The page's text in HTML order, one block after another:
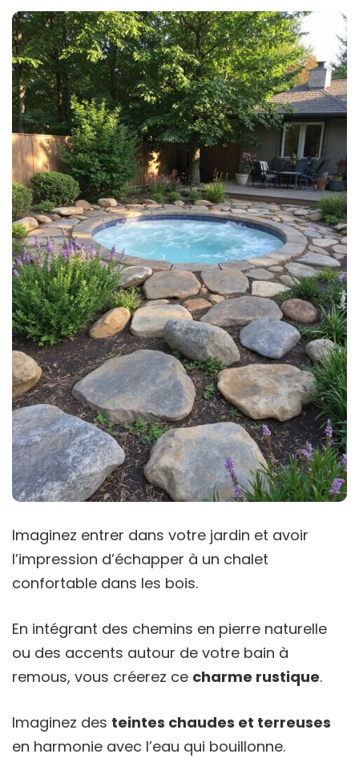
Imaginez entrer dans votre jardin et avoir
l’impression d’échapper à un chalet
confortable dans les bois.
En intégrant des chemins en pierre naturelle
ou des accents autour de votre bain à
remous, vous créerez ce charme rustique.
Imaginez des teintes chaudes et terreuses
en harmonie avec l’eau qui bouillonne.